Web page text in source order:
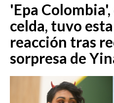
EMISIÓN 11:30
'Epa Colombia',
celda, tuvo
reacción tras
sorpresa de